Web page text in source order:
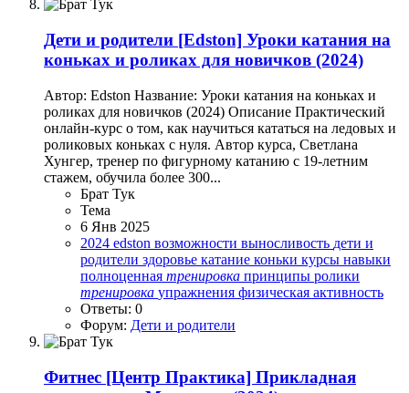
Дети и родители [Edston] Уроки катания на
коньках и роликах для новичков (2024)
Автор: Edston Название: Уроки катания на коньках и
роликах для новичков (2024) Описание Практический
онлайн-курс о том, как научиться кататься на ледовых и
роликовых коньках с нуля. Автор курса, Светлана
Хунгер, тренер по фигурному катанию с 19-летним
стажем, обучила более 300...
Брат Тук
Тема
6 Янв 2025
2024 edston возможности выносливость дети и
родители здоровье катание коньки курсы навыки
полноценная тренировка принципы ролики
тренировка упражнения физическая активность
Ответы: 0
Форум: Дети и родители
Фитнес [Центр Практика] Прикладная